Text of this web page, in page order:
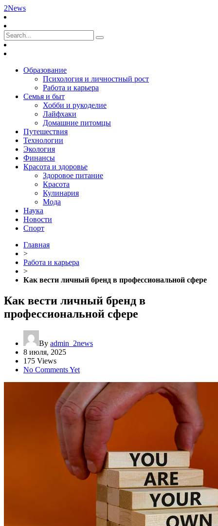
2News
Образование
Психология и личностный рост
Работа и карьера
Семья и быт
Хобби и рукоделие
Лайфхаки
Домашние питомцы
Путешествия
Технологии
Экология
Финансы
Красота и здоровье
Здоровое питание
Красота
Кулинария
Мода
Наука
Новости
Спорт
Главная
>
Работа и карьера
>
Как вести личный бренд в профессиональной сфере
Как вести личный бренд в
профессиональной сфере
By admin_2news
8 июля, 2025
175 Views
No Comments Yet